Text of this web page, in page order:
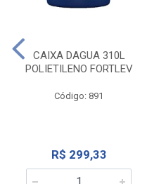
CAIXA DAGUA 310L
POLIETILENO FORTLEV
Código: 891
R$ 299,33